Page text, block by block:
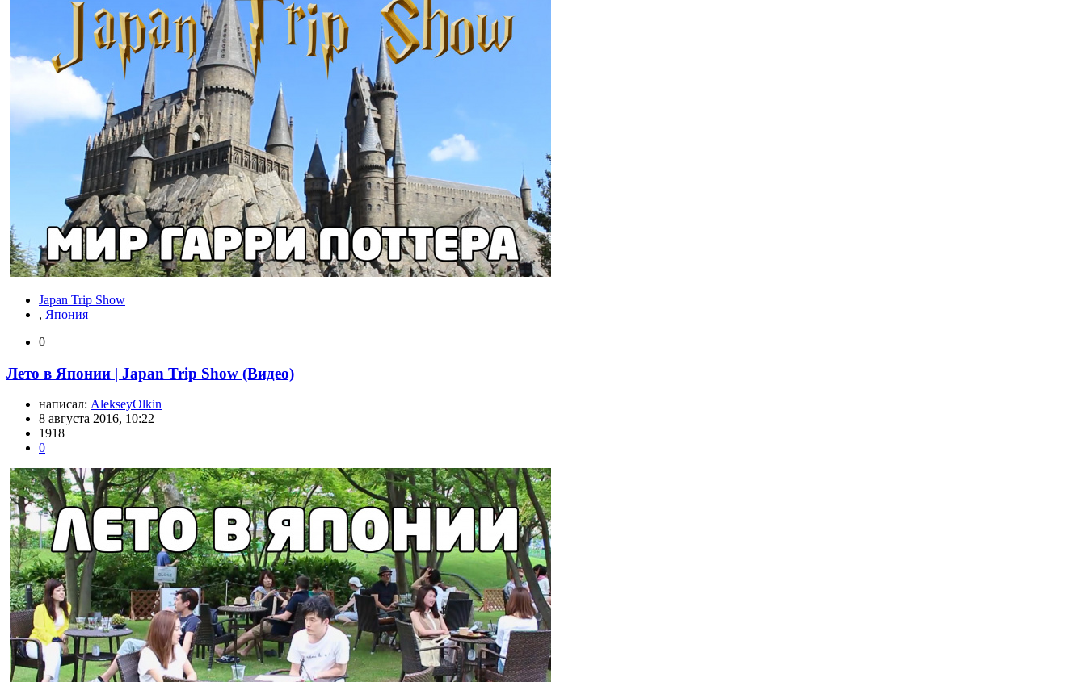
Japan Trip Show
, Япония
0
Лето в Японии | Japan Trip Show (Видео)
написал: AlekseyOlkin
8 августа 2016, 10:22
1918
0